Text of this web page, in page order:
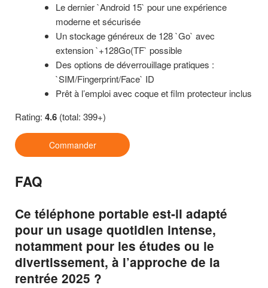
Le dernier `Android 15` pour une expérience
moderne et sécurisée
Un stockage généreux de 128 `Go` avec
extension `+128Go(TF` possible
Des options de déverrouillage pratiques :
`SIM/Fingerprint/Face` ID
Prêt à l’emploi avec coque et film protecteur inclus
Rating: 4.6 (total: 399+)
Commander
FAQ
Ce téléphone portable est-il adapté
pour un usage quotidien intense,
notamment pour les études ou le
divertissement, à l’approche de la
rentrée 2025 ?